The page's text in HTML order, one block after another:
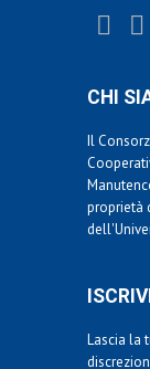
CHI
Il
proprietà
Lascia la